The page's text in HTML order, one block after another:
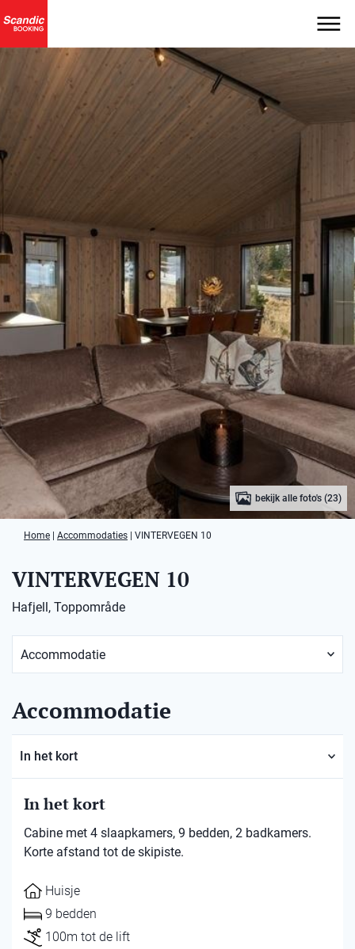
bekijk alle foto's (23)
Home Accommodaties VINTERVEGEN 10
VINTERVEGEN 10
Hafjell, Toppområde
Accommodatie
In het kort
In het kort
Cabine met 4 slaapkamers, 9 bedden, 2 badkamers.
Korte afstand tot de skipiste.
Huisje
9 bedden
100m tot de lift